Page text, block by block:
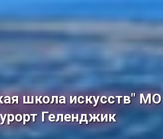
школа искусств" МО
Геленджик